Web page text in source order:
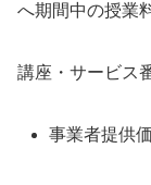
へ期間中の授業
講座・サービス
事業者提供